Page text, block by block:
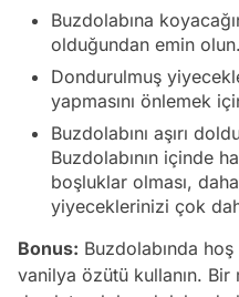
Buzdolabına
olduğundan emin olun.
Dondurulmuş
yapmasını önlemek
Buzdolabını aşırı
Buzdolabının içinde
boşluklar olması,
yiyeceklerinizi çok
Bonus: Buzdolabında
vanilya özütü kullanın.